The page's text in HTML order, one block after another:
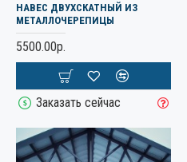
НАВЕС ДВУХСКАТНЫЙ ИЗ
МЕТАЛЛОЧЕРЕПИЦЫ
5500.00р.
Заказать сейчас